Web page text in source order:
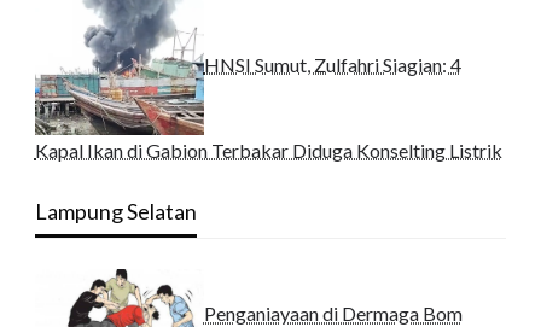
HNSI Sumut, Zulfahri Siagian: 4
Kapal Ikan di Gabion Terbakar Diduga Konselting Listrik
Lampung Selatan
Penganiayaan di Dermaga Bom